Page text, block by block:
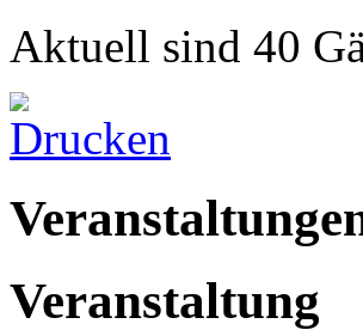
Aktuell sind 40
Veranstaltung